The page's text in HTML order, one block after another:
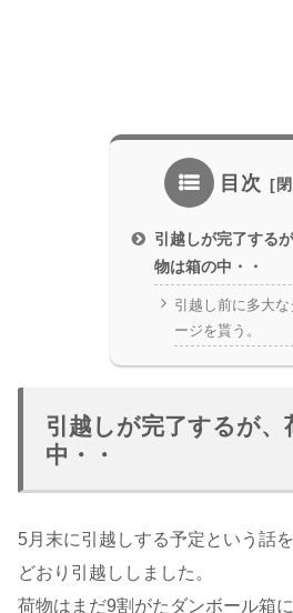
目次
引越しが完了する
物は箱の中・・
引越し前に多大な
ージを貰う。
引越しが完了するが、
中・・
5月末に引越しする予定という話
どおり引越ししました。
荷物はまだ9割がたダンボール箱